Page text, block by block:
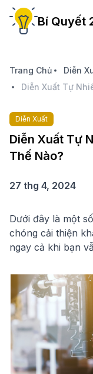
Bí Quyết
Trang Chủ
Diễn
Diễn Xuất
Diễn Xuất Tự
Thế Nào?
27 thg 4, 2024
Dưới đây là một
chóng cải thiện
ngay cả khi bạn